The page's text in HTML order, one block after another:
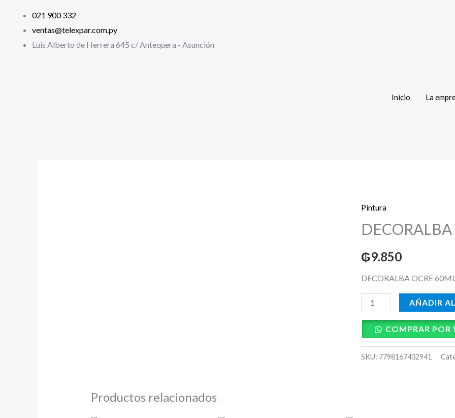
contenido
021 900 332
ventas@telexpar.com.py
Luis Alberto de Herrera 645 c/ Antequera - Asunción
Inicio La
Pintura
₲9.850
DECORALBA OCRE
DECORALBA
OCRE
cantidad
AÑADIR
COMPRAR POR
SKU: 7798167432941
Productos relacionados